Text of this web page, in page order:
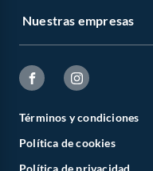
Nuestras empresas
Términos y condiciones
Política de cookies
Política de privacidad